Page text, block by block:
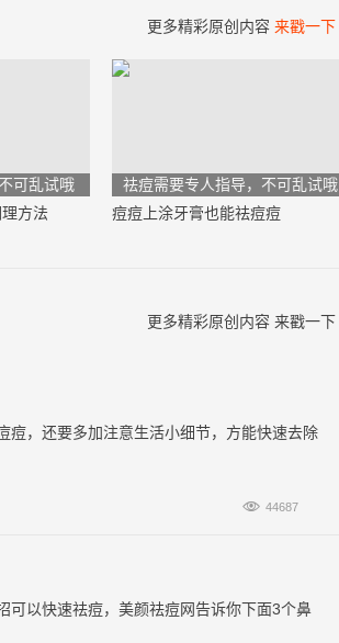
更多精彩原创内容 来戳一下
可乱试哦
方法
祛痘需要专人指导，不可乱试哦
痘痘上涂牙膏也能祛痘痘
更多精彩原创内容 来戳一下
痘，还要多加注意生活小细节，方能快速去除
 44687
可以快速祛痘，美颜祛痘网告诉你下面3个鼻